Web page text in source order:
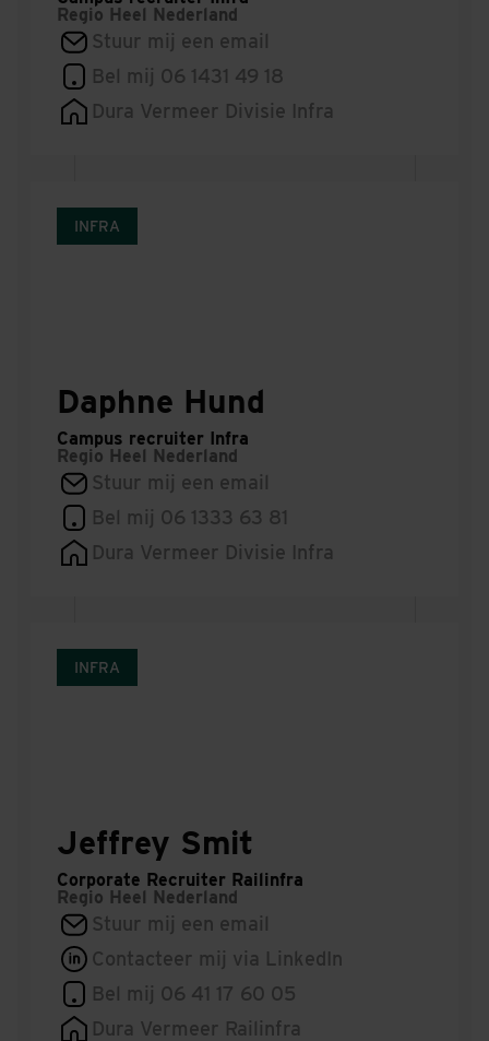
Regio Heel Nederland
Stuur mij een email
Bel mij 06 1431 49 18
Dura Vermeer Divisie Infra
INFRA
Daphne Hund
Campus recruiter Infra
Regio Heel Nederland
Stuur mij een email
Bel mij 06 1333 63 81
Dura Vermeer Divisie Infra
INFRA
Jeffrey Smit
Corporate Recruiter Railinfra
Regio Heel Nederland
Stuur mij een email
Contacteer mij via LinkedIn
Bel mij 06 41 17 60 05
Dura Vermeer Railinfra